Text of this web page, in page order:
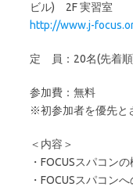
ビル) 2F 実習室
http://www.j-
定 員：20名(先着
参加費：無料
※初参加者を優先と
＜内容＞
・FOCUSスパコン
・FOCUSスパコン